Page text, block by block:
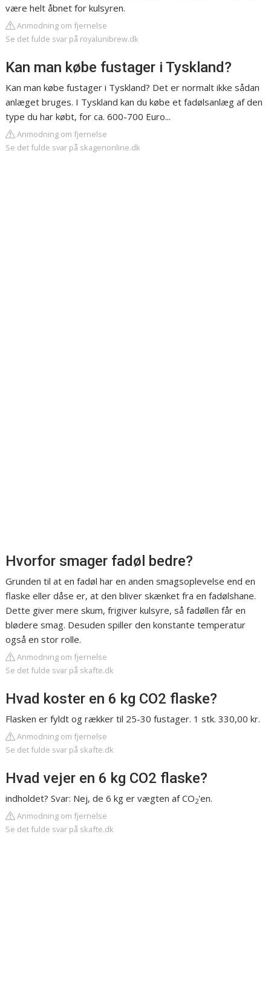
være helt åbnet for kulsyren.
Anmodning om fjernelse
Se det fulde svar på royalunibrew.dk
Kan man købe fustager i Tyskland?
Kan man købe fustager i Tyskland? Det er normalt ikke sådan
anlæget bruges. I Tyskland kan du købe et fadølsanlæg af den
type du har købt, for ca. 600-700 Euro...
Anmodning om fjernelse
Se det fulde svar på skagenonline.dk
Hvorfor smager fadøl bedre?
Grunden til at en fadøl har en anden smagsoplevelse end en
flaske eller dåse er, at den bliver skænket fra en fadølshane.
Dette giver mere skum, frigiver kulsyre, så fadøllen får en
blødere smag. Desuden spiller den konstante temperatur
også en stor rolle.
Anmodning om fjernelse
Se det fulde svar på skafte.dk
Hvad koster en 6 kg CO2 flaske?
Flasken er fyldt og rækker til 25-30 fustager. 1 stk. 330,00 kr.
Anmodning om fjernelse
Se det fulde svar på skafte.dk
Hvad vejer en 6 kg CO2 flaske?
indholdet? Svar: Nej, de 6 kg er vægten af CO2'en.
Anmodning om fjernelse
Se det fulde svar på skafte.dk